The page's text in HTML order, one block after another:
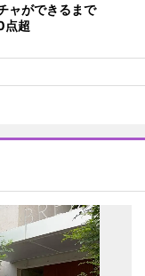
ャができるまで
点超